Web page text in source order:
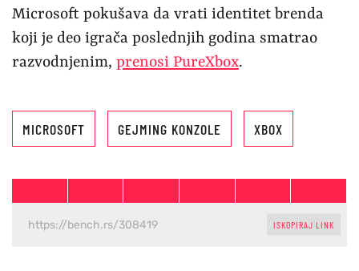
Microsoft pokušava da vrati identitet brenda
koji je deo igrača poslednjih godina smatrao
razvodnjenim, prenosi PureXbox.
MICROSOFT GEJMING KONZOLE XBOX
ISKOPIRAJ LINK